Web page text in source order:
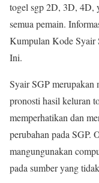
togel sgp 2D, 3D, 4D,
semua pemain.
Kumpulan Kode Syair
Ini.
Syair SGP merupakan
pronosti hasil keluran
memperhatikan dan
perubahan pada SGP.
mangungunakan
pada sumber yang